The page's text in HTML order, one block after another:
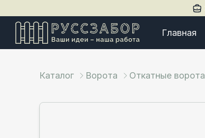
Главная
Каталог Ворота Откатные ворота